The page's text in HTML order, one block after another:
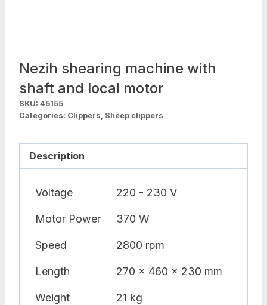
Nezih shearing machine with
shaft and local motor
SKU: 45155
Categories: Clippers, Sheep clippers
Description
Voltage 220 - 230 V
Motor Power 370 W
Speed 2800 rpm
Length 270 x 460 x 230 mm
Weight 21 kg